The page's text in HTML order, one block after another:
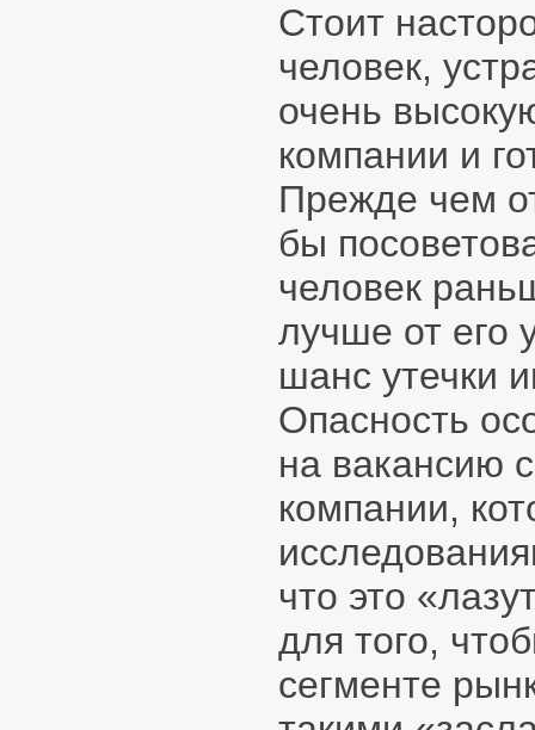
Стоит
человек,
очень
компании и
Прежде чем
бы
человек
лучше от его
шанс утечки
Опасность
на вакансию
компании,
что это
для того,
сегменте